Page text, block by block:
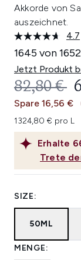
Akkorde von
auszeichnet.
4.7
1645 von
Jetzt Produkt
Erhalte
Trete
82,80 €
Spare 16,56 €
1324,80 € pro L
SIZE:
50ML
MENGE: